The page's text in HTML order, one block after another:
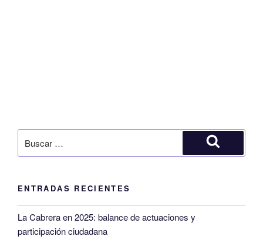
por:
Buscar
ENTRADAS RECIENTES
La Cabrera en 2025: balance de actuaciones y
participación ciudadana